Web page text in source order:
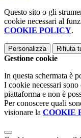
Questo sito o gli
cookie necessari al
COOKIE POLICY.
Personalizza Rifiuta
Gestione cookie
In questa schermata è
I cookie necessari
piattaforma e non è
Per conoscere quali
visionare la COOKIE